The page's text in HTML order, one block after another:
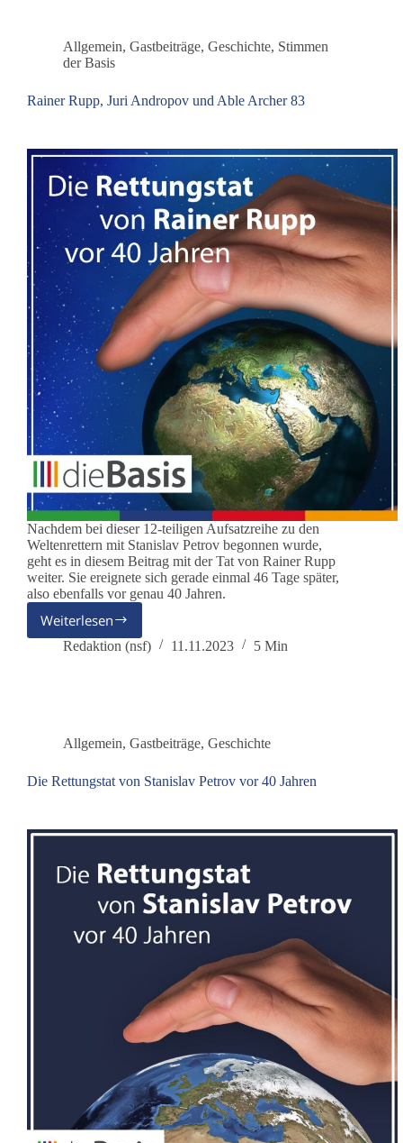
Allgemein, Gastbeiträge, Geschichte, Stimmen
der Basis
Rainer Rupp, Juri Andropov und Able Archer 83
Nachdem bei dieser 12-teiligen Aufsatzreihe zu den
Weltenrettern mit Stanislav Petrov begonnen wurde,
geht es in diesem Beitrag mit der Tat von Rainer Rupp
weiter. Sie ereignete sich gerade einmal 46 Tage später,
also ebenfalls vor genau 40 Jahren.
Weiterlesen
Rainer
Rupp,
Archer
83
Redaktion (nsf) 11.11.2023 5 Min
Allgemein, Gastbeiträge, Geschichte
Die Rettungstat von Stanislav Petrov vor 40 Jahren